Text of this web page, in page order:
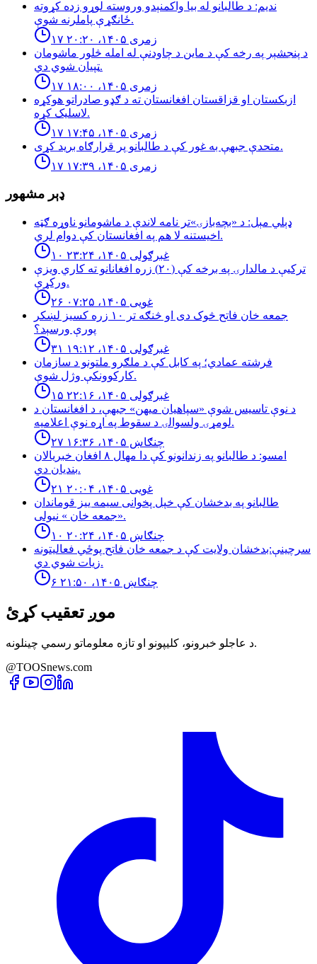
نديم: د طالبانو له بيا واكمنېدو وروسته لوړو زده كړوته
ځانګړې پاملرنه شوې.
۱۷ زمری ۱۴۰۵، ۲۰:۲۰
د پنجشېر په رخه کې د ماین د چاودنې له امله څلور ماشومان
ټپیان شوي دي.
۱۷ زمری ۱۴۰۵، ۱۸:۰۰
ازبكستان او قزاقستان افغانستان ته د ګډو صادراتو هوكړه
لاسليک كړه.
۱۷ زمری ۱۴۰۵، ۱۷:۴۵
متحدې جبهې به غور کې د طالبانو پر قرارګاه بريد كړی.
۱۷ زمری ۱۴۰۵، ۱۷:۳۹
ډېر مشهور
ډېلي مېل: د «بچه‌بازۍ»تر نامه لاندې د ماشومانو ناوړه ګټه
اخیستنه لا هم په افغانستان کې دوام لري.
۱۰ غبرګولی ۱۴۰۵، ۲۳:۲۴
تركيې د مالدارۍ په برخه كې (٢٠) زره افغانانو ته كاري ويزې
وركړې.
۲۶ غویی ۱۴۰۵، ۰۷:۲۵
جمعه خان فاتح څوک دی او څنګه تر ۱۰ زره کسیز لښکر
پورې ورسېد؟
۳۱ غبرګولی ۱۴۰۵، ۱۹:۱۲
فرشته عمادي؛ په کابل کې د ملګرو ملتونو د سازمان
کارکوونکې وژل شوې.
۱۵ غبرګولی ۱۴۰۵، ۲۲:۱۶
د نوې تاسیس شوې «سپاهیان میهن» جبهې، د افغانستان د
لومړۍ ولسوالۍ د سقوط په اړه نوې اعلامیه.
۲۷ چنګاښ ۱۴۰۵، ۱۶:۳۶
امسو: د طالبانو په زندانونو كې دا مهال ٨ افغان خبريالان
بنديان دي.
۲۱ غویی ۱۴۰۵، ۲۰:۰۴
طالبانو په بدخشان كې خپل پخوانى سيمه ييز قوماندان
«جمعه خان » نيولى.
۱۰ چنګاښ ۱۴۰۵، ۲۰:۲۴
سرچینې:بدخشان ولایت کې د جمعه خان فاتح پوځي فعالیتونه
زیات شوي دي.
۶ چنګاښ ۱۴۰۵، ۲۱:۵۰
موږ تعقیب کړئ
د عاجلو خبرونو، کلیپونو او تازه معلوماتو رسمي چینلونه.
@TOOSnews.com